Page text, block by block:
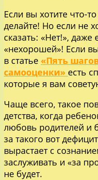
Если вы хотите что-
делайте! Но если не
сказать: «Нет!», даже
«нехорошей»! Если
в статье «Пять
самооценки» есть
которые я вам
Чаще всего, такое
детства, когда
любовь родителей и
за такого вот
вырастает с
заслуживать и «за
не будет.